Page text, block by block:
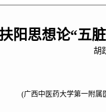
阳思想论“五
胡
(广西中医药大学第一附